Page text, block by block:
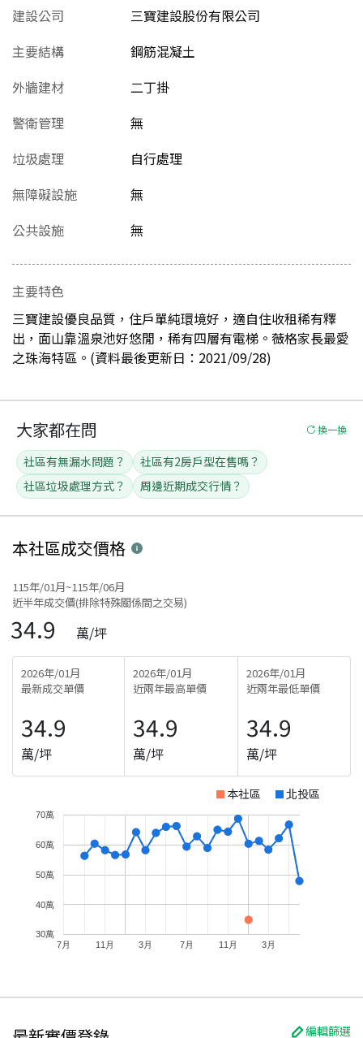
建設公司
三寶建設股份有限公司
主要結構
鋼筋混凝土
外牆建材
二丁掛
警衛管理
無
垃圾處理
自行處理
無障礙設施
無
公共設施
無
主要特色
三寶建設優良品質，住戶單純環境好，適自住收租稀有釋
出，面山靠溫泉池好悠閒，稀有四層有電梯。薇格家長最愛
之珠海特區。(資料最後更新日：2021/09/28)
大家都在問 換一換
社區有無漏水問題？
社區有2房戶型在售嗎？
社區垃圾處理方式？
周邊近期成交行情？
本社區成交價格
115年/01月~115年/06月
近半年成交價(排除特殊關係間之交易)
34.9 萬/坪
2026年/01月
最新成交單價
34.9
萬/坪
2026年/01月
近兩年最高單價
34.9
萬/坪
2026年/01月
近兩年最低單價
34.9
萬/坪
本社區 北投區
7月 11月 3月 7月 11月 3月
30萬
40萬
50萬
60萬
70萬
編輯篩選